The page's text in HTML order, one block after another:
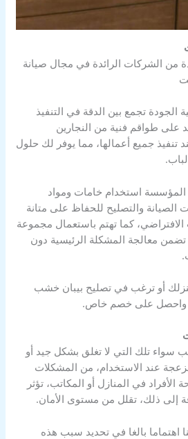
من الشركات الرائدة في مجال صيانة
الجودة تجمع بين الدقة في التنفيذ
على طواقم فنية من النجارين
تنفيذ جميع أعمالها، مما يوفر لك حلول
المؤسسة استخدام خامات ومواد
الصيانة والتصليح للحفاظ على متانة
كما تهتم باستعمال مجموعة
تضمن معالجة المشكلة الرئيسية دون
أو ترغب في تصليح بيبان خشب
واحصل على خصم خاص.
سواء تلك التي لا تغلق بشكل جيد أو
عند الاستخدام، من المشكلات
الأفراد في المنازل أو المكاتب، تؤثر
إلى ذلك، تقلل من مستوى الأمان.
اهتماما بالغا في تحديد سبب هذه